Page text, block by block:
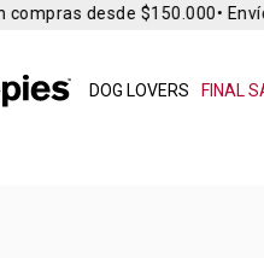
DOG LOVERS FINAL
desde $150.000• Envío